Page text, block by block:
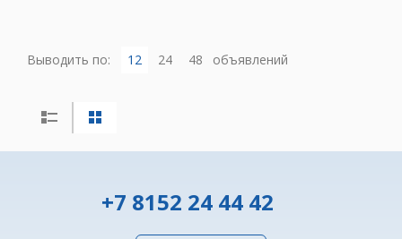
Выводить по: 12 24 48 объявлений
+7 8152 24 44 42